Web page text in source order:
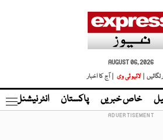
AUGUST 06, 2026
لگائیں |
لائیو ٹی وی | آج کا اخبار
خاص خبریں پاکستان انٹر نیشنل